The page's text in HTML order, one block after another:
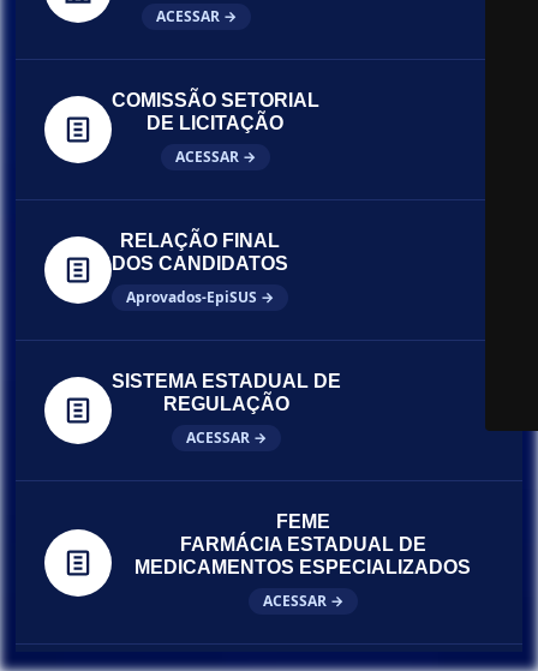
ACESSAR →
COMISSÃO SETORIAL
DE LICITAÇÃO
ACESSAR →
RELAÇÃO FINAL
DOS CANDIDATOS
Aprovados-EpiSUS →
SISTEMA ESTADUAL DE
REGULAÇÃO
ACESSAR →
FEME
FARMÁCIA ESTADUAL DE
MEDICAMENTOS ESPECIALIZADOS
ACESSAR →